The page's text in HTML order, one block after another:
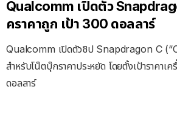
Qualcomm เปิดตัว
คราคาถูก เป้า 300 ดอลลาร์
Qualcomm เปิดตัวชิป Snapdragon C
สำหรับโน๊ตบุ๊กราคาประหยัด โดยตั้งเป้าราคาเ
ดอลลาร์